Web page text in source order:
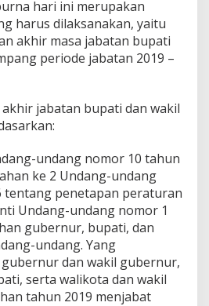
hari ini merupakan
harus dilaksanakan, yaitu
akhir masa jabatan bupati
periode jabatan 2019 –
jabatan bupati dan wakil
undang nomor 10 tahun
ke 2 Undang-undang
tentang penetapan peraturan
Undang-undang nomor 1
gubernur, bupati, dan
undang. Yang
dan wakil gubernur,
serta walikota dan wakil
tahun 2019 menjabat